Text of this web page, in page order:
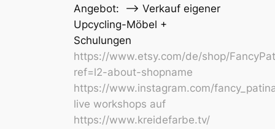
Angebot: –> Verkauf eigener
Upcycling-Möbel +
Schulungen
https://www.etsy.com/de/shop/
ref=l2-about-shopname
https://www.instagram.com/
live workshops auf
https://www.kreidefarbe.tv/